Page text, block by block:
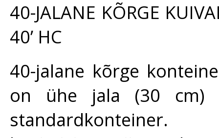
40-JALANE KÕRGE
40’ HC
40-jalane kõrge
on ühe jala (30 cm)